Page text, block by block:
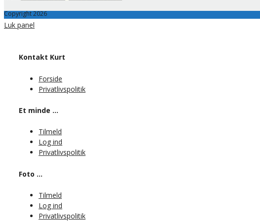
Copyright 2026
Luk panel
Kontakt Kurt
Forside
Privatlivspolitik
Et minde …
Tilmeld
Log ind
Privatlivspolitik
Foto …
Tilmeld
Log ind
Privatlivspolitik